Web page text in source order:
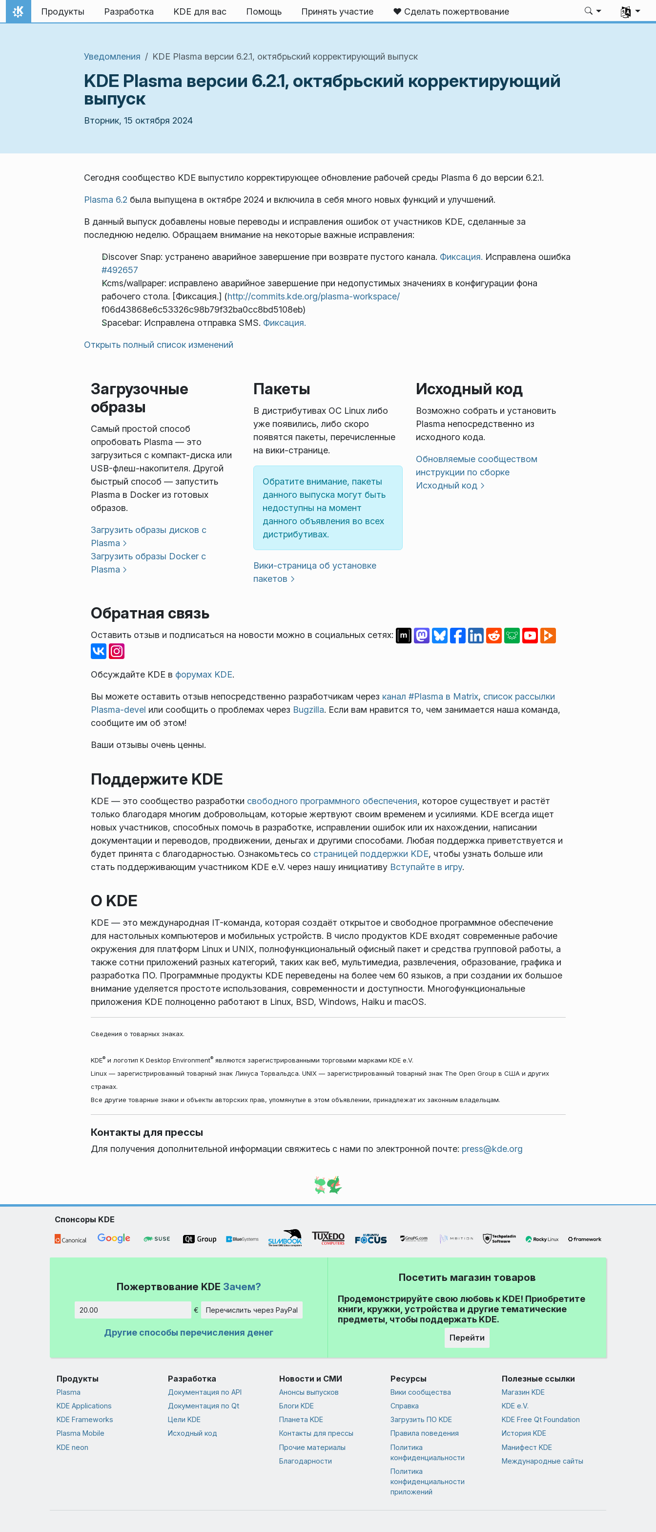
Перейти к содержимому
На главную
Продукты Разработка KDE для вас Помощь Принять участие ❤️ Сделать пожертвование
Выбрать
Уведомления KDE Plasma версии 6.2.1, октябрьский корректирующий выпуск
KDE Plasma версии 6.2.1, октябрьский корректирующий
выпуск
Вторник, 15 октября 2024
Сегодня сообщество KDE выпустило корректирующее обновление рабочей среды Plasma 6 до версии 6.2.1.
Plasma 6.2 была выпущена в октябре 2024 и включила в себя много новых функций и улучшений.
В данный выпуск добавлены новые переводы и исправления ошибок от участников KDE, сделанные за
последнюю неделю. Обращаем внимание на некоторые важные исправления:
Discover Snap: устранено аварийное завершение при возврате пустого канала. Фиксация. Исправлена ошибка
#492657
Kcms/wallpaper: исправлено аварийное завершение при недопустимых значениях в конфигурации фона
рабочего стола. [Фиксация.] (http://commits.kde.org/plasma-workspace/
f06d43868e6c53326c98b79f32ba0cc8bd5108eb)
Spacebar: Исправлена отправка SMS. Фиксация.
Открыть полный список изменений
Загрузочные
образы
Самый простой способ
опробовать Plasma — это
загрузиться с компакт-диска или
USB-флеш-накопителя. Другой
быстрый способ — запустить
Plasma в Docker из готовых
образов.
Загрузить образы дисков с
Plasma
Загрузить образы Docker с
Plasma
Пакеты
В дистрибутивах ОС Linux либо
уже появились, либо скоро
появятся пакеты, перечисленные
на вики-странице.
Обратите внимание, пакеты
данного выпуска могут быть
недоступны на момент
данного объявления во всех
дистрибутивах.
Вики-страница об установке
пакетов
Исходный код
Возможно собрать и установить
Plasma непосредственно из
исходного кода.
Обновляемые сообществом
инструкции по сборке
Исходный код
Обратная связь
Оставить отзыв и подписаться на новости можно в социальных сетях:
Обсуждайте KDE в форумах KDE.
Вы можете оставить отзыв непосредственно разработчикам через канал #Plasma в Matrix, список рассылки
Plasma-devel или сообщить о проблемах через Bugzilla. Если вам нравится то, чем занимается наша команда,
сообщите им об этом!
Ваши отзывы очень ценны.
Поддержите KDE
KDE — это сообщество разработки свободного программного обеспечения, которое существует и растёт
только благодаря многим добровольцам, которые жертвуют своим временем и усилиями. KDE всегда ищет
новых участников, способных помочь в разработке, исправлении ошибок или их нахождении, написании
документации и переводов, продвижении, деньгах и другими способами. Любая поддержка приветствуется и
будет принята с благодарностью. Ознакомьтесь со страницей поддержки KDE, чтобы узнать больше или
стать поддерживающим участником KDE e.V. через нашу инициативу Вступайте в игру.
О KDE
KDE — это международная IT-команда, которая создаёт открытое и свободное программное обеспечение
для настольных компьютеров и мобильных устройств. В число продуктов KDE входят современные рабочие
окружения для платформ Linux и UNIX, полнофункциональный офисный пакет и средства групповой работы, а
также сотни приложений разных категорий, таких как веб, мультимедиа, развлечения, образование, графика и
разработка ПО. Программные продукты KDE переведены на более чем 60 языков, а при создании их большое
внимание уделяется простоте использования, современности и доступности. Многофункциональные
приложения KDE полноценно работают в Linux, BSD, Windows, Haiku и macOS.
Сведения о товарных знаках.
KDE®и логотип K Desktop Environment®являются зарегистрированными торговыми марками KDE e.V.
Linux — зарегистрированный товарный знак Линуса Торвальдса. UNIX — зарегистрированный товарный знак The Open Group в США и других
странах.
Все другие товарные знаки и объекты авторских прав, упомянутые в этом объявлении, принадлежат их законным владельцам.
Контакты для прессы
Для получения дополнительной информации свяжитесь с нами по электронной почте: press@kde.org
Спонсоры KDE
Пожертвование KDE Зачем?
Сумма
€ Перечислить через PayPal
Другие способы перечисления денег
Посетить магазин товаров
Продемонстрируйте свою любовь к KDE! Приобретите
книги, кружки, устройства и другие тематические
предметы, чтобы поддержать KDE.
Перейти
Продукты
Plasma
KDE Applications
KDE Frameworks
Plasma Mobile
KDE neon
Разработка
Документация по API
Документация по Qt
Цели KDE
Исходный код
Новости и СМИ
Анонсы выпусков
Блоги KDE
Планета KDE
Контакты для прессы
Прочие материалы
Благодарности
Ресурсы
Вики сообщества
Справка
Загрузить ПО KDE
Правила поведения
Политика
конфиденциальности
Политика
конфиденциальности
приложений
Полезные ссылки
Магазин KDE
KDE e.V.
KDE Free Qt Foundation
История KDE
Манифест KDE
Международные сайты